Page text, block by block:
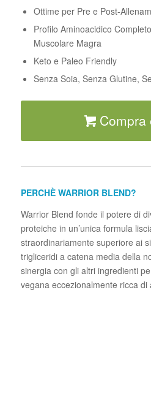
Ottime per Pre e Post-
Profilo Aminoacidico
Muscolare Magra
Keto e Paleo Friendly
Senza Soia, Senza Glutine,
Compra
PERCHÈ WARRIOR BLEND?
Warrior Blend fonde il potere di
proteiche in un’unica formula
straordinariamente superiore ai
trigliceridi a catena media della
sinergia con gli altri ingredienti
vegana eccezionalmente ricca di